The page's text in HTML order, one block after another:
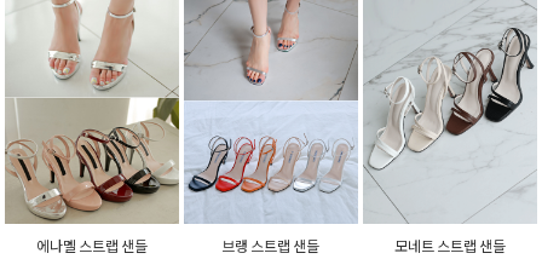
에나멜 스트랩 샌들
브랭 스트랩 샌들
모네트 스트랩 샌들